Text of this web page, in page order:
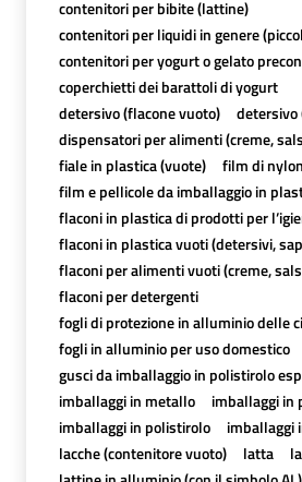
contenitori per bibite (lattine)
contenitori per liquidi in genere
contenitori per yogurt o gelato
coperchietti dei barattoli di yogurt
detersivo (flacone vuoto)
detersivo
dispensatori per alimenti (creme,
fiale in plastica (vuote)
film di nylon
film e pellicole da imballaggio in
flaconi in plastica di prodotti per
flaconi in plastica vuoti (detersivi,
flaconi per alimenti vuoti (creme,
flaconi per detergenti
fogli di protezione in alluminio delle
fogli in alluminio per uso domestico
gusci da imballaggio in polistirolo
imballaggi in metallo
imballaggi in
imballaggi in polistirolo
imballaggi
lacche (contenitore vuoto)
latta